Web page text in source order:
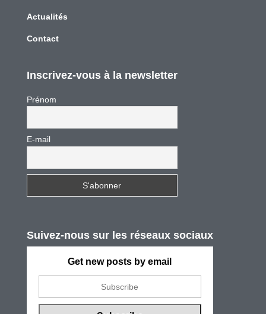
Actualités
Contact
Inscrivez-vous à la newsletter
Prénom
E-mail
Suivez-nous sur les réseaux sociaux
Get new posts by email